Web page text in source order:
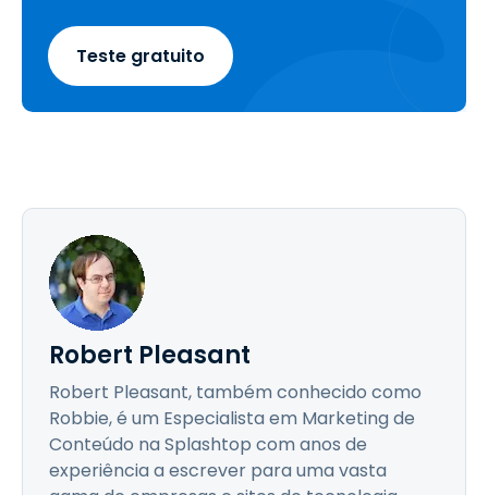
Teste gratuito
Robert Pleasant
Robert Pleasant, também conhecido como
Robbie, é um Especialista em Marketing de
Conteúdo na Splashtop com anos de
experiência a escrever para uma vasta